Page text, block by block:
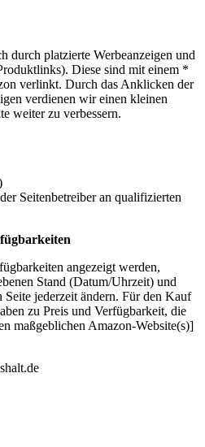
durch platzierte Werbeanzeigen und
Diese sind mit einem *
verlinkt. Durch das Anklicken der
verdienen wir einen kleinen
weiter zu verbessern.
Seitenbetreiber an qualifizierten
angezeigt werden,
Stand (Datum/Uhrzeit) und
jederzeit ändern. Für den Kauf
zu Preis und Verfügbarkeit, die
maßgeblichen Amazon-Website(s)]